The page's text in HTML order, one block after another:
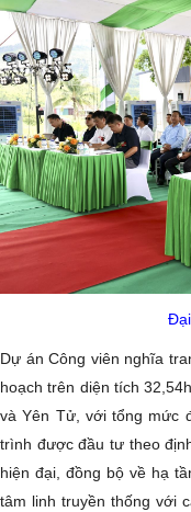
Dự án Công viên nghĩa
hoạch trên diện tích
và Yên Tử, với tổng mức
trình được đầu tư theo
hiện đại, đồng bộ về hạ
tâm linh truyền thống với